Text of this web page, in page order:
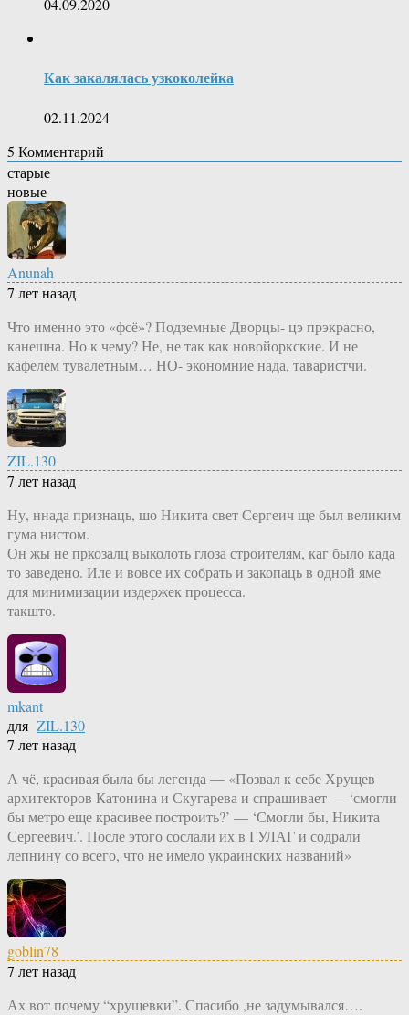
04.09.2020
Как закалялась узкоколейка
02.11.2024
5 Комментарий
старые
новые
Anunah
7 лет назад
Что именно это «фсё»? Подземные Дворцы- цэ прэкрасно,
канешна. Но к чему? Не, не так как новойоркские. И не
кафелем тувалетным… НО- экономние нада, таваристчи.
ZIL.130
7 лет назад
Ну, ннада признаць, шо Никита свет Сергеич ще был великим
гума нистом.
Он жы не пркозалц выколоть глоза строителям, каг было када
то заведено. Иле и вовсе их собрать и закопаць в одной яме
для минимизации издержек процесса.
такшто.
mkant
для ZIL.130
7 лет назад
А чё, красивая была бы легенда — «Позвал к себе Хрущев
архитекторов Катонина и Скугарева и спрашивает — ‘смогли
бы метро еще красивее построить?’ — ‘Смогли бы, Никита
Сергеевич.’. После этого сослали их в ГУЛАГ и содрали
лепнину со всего, что не имело украинских названий»
goblin78
7 лет назад
Ах вот почему “хрущевки”. Спасибо ,не задумывался….